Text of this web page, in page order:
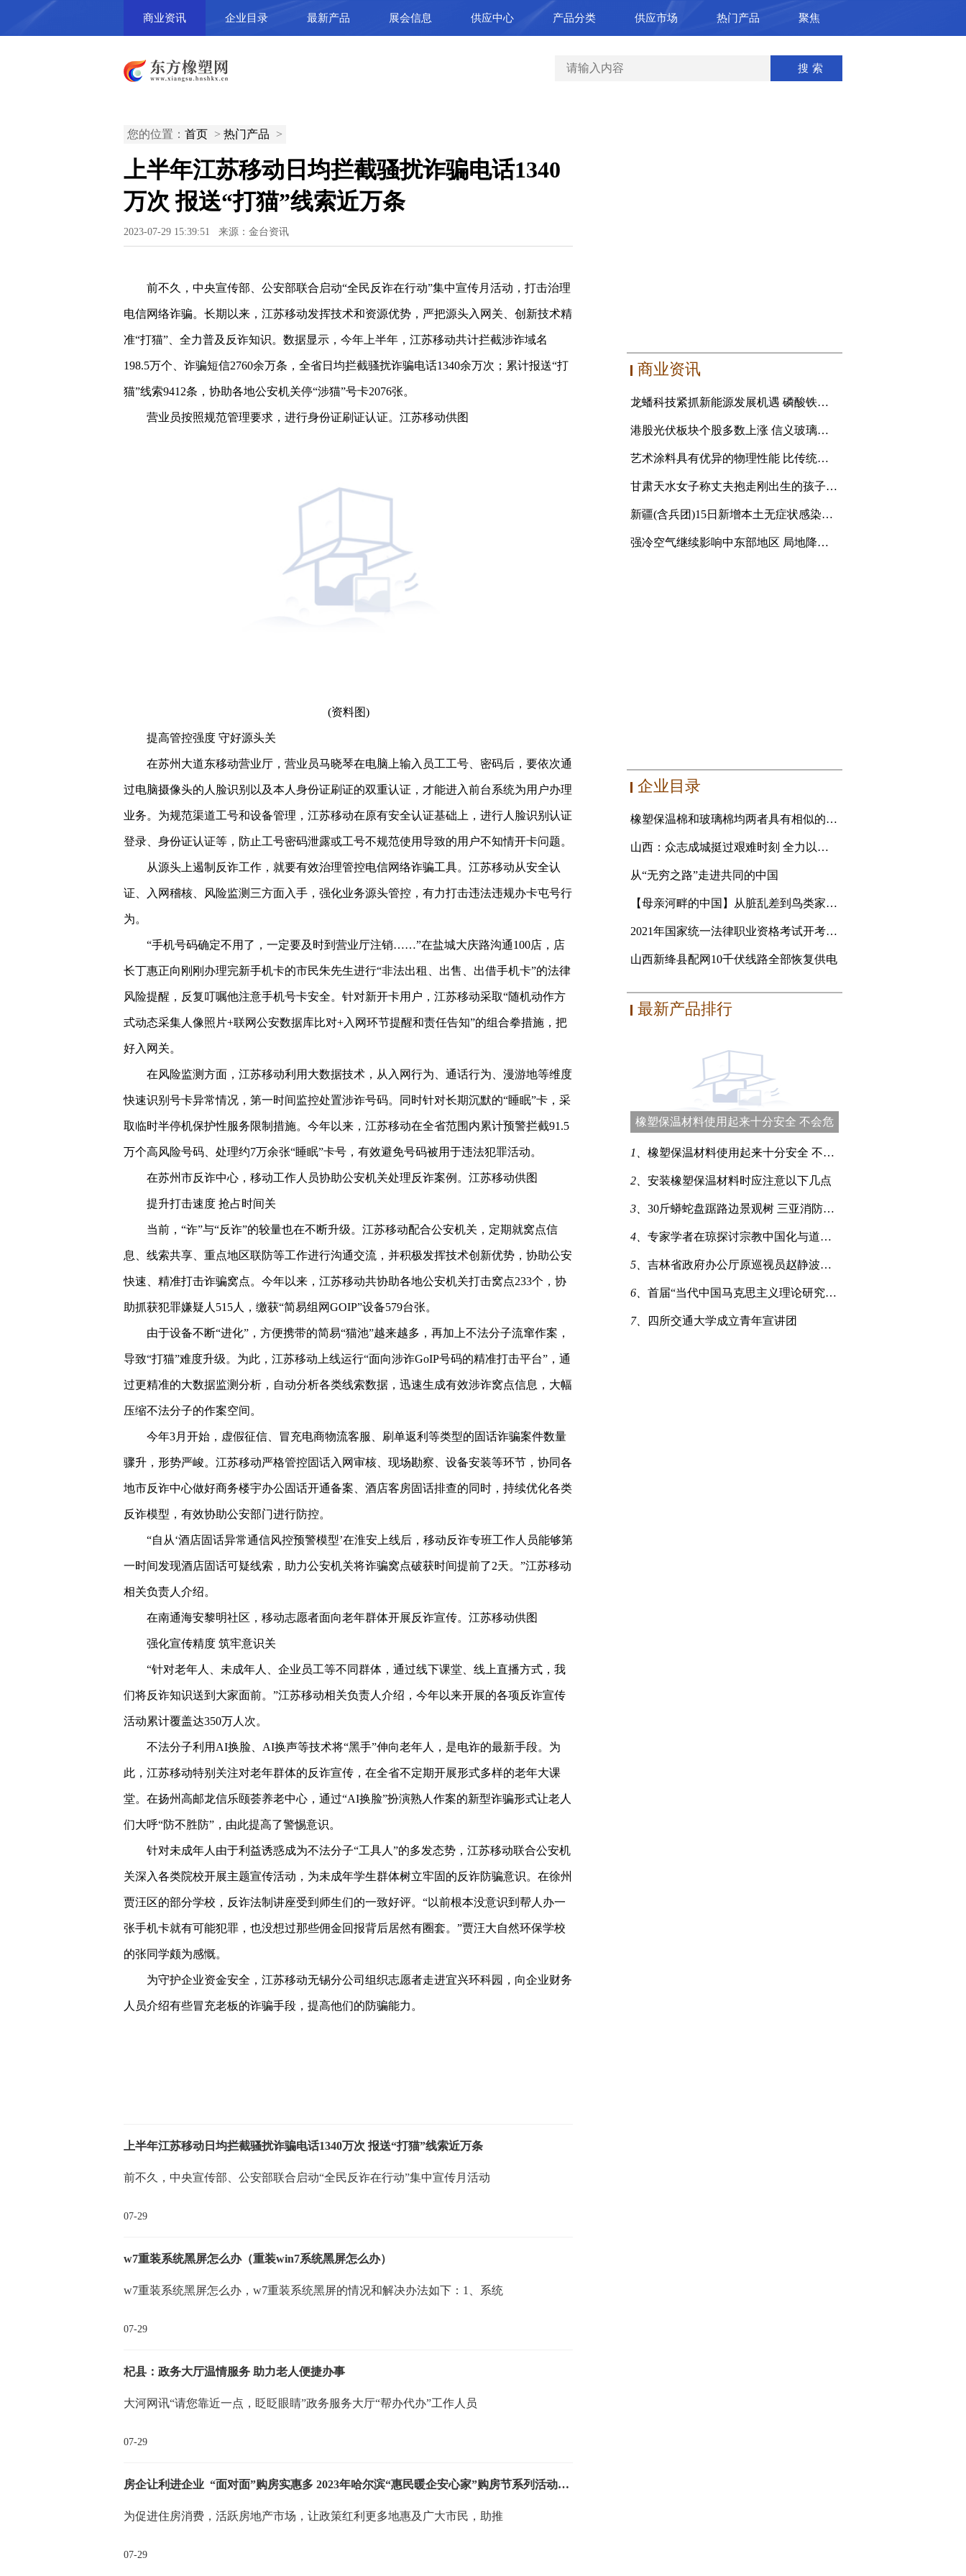
商业资讯 企业目录 最新产品 展会信息 供应中心 产品分类 供应市场 热门产品 聚焦
您的位置： 首页 > 热门产品 >
上半年江苏移动日均拦截骚扰诈骗电话1340
万次 报送“打猫”线索近万条
2023-07-29 15:39:51 来源：金台资讯
前不久，中央宣传部、公安部联合启动“全民反诈在行动”集中宣传月活动，打击治理
电信网络诈骗。长期以来，江苏移动发挥技术和资源优势，严把源头入网关、创新技术精
准“打猫”、全力普及反诈知识。数据显示，今年上半年，江苏移动共计拦截涉诈域名
198.5万个、诈骗短信2760余万条，全省日均拦截骚扰诈骗电话1340余万次；累计报送“打
猫”线索9412条，协助各地公安机关停“涉猫”号卡2076张。
营业员按照规范管理要求，进行身份证刷证认证。江苏移动供图
(资料图)
提高管控强度 守好源头关
在苏州大道东移动营业厅，营业员马晓琴在电脑上输入员工工号、密码后，要依次通
过电脑摄像头的人脸识别以及本人身份证刷证的双重认证，才能进入前台系统为用户办理
业务。为规范渠道工号和设备管理，江苏移动在原有安全认证基础上，进行人脸识别认证
登录、身份证认证等，防止工号密码泄露或工号不规范使用导致的用户不知情开卡问题。
从源头上遏制反诈工作，就要有效治理管控电信网络诈骗工具。江苏移动从安全认
证、入网稽核、风险监测三方面入手，强化业务源头管控，有力打击违法违规办卡屯号行
为。
“手机号码确定不用了，一定要及时到营业厅注销……”在盐城大庆路沟通100店，店
长丁惠正向刚刚办理完新手机卡的市民朱先生进行“非法出租、出售、出借手机卡”的法律
风险提醒，反复叮嘱他注意手机号卡安全。针对新开卡用户，江苏移动采取“随机动作方
式动态采集人像照片+联网公安数据库比对+入网环节提醒和责任告知”的组合拳措施，把
好入网关。
在风险监测方面，江苏移动利用大数据技术，从入网行为、通话行为、漫游地等维度
快速识别号卡异常情况，第一时间监控处置涉诈号码。同时针对长期沉默的“睡眠”卡，采
取临时半停机保护性服务限制措施。今年以来，江苏移动在全省范围内累计预警拦截91.5
万个高风险号码、处理约7万余张“睡眠”卡号，有效避免号码被用于违法犯罪活动。
在苏州市反诈中心，移动工作人员协助公安机关处理反诈案例。江苏移动供图
提升打击速度 抢占时间关
当前，“诈”与“反诈”的较量也在不断升级。江苏移动配合公安机关，定期就窝点信
息、线索共享、重点地区联防等工作进行沟通交流，并积极发挥技术创新优势，协助公安
快速、精准打击诈骗窝点。今年以来，江苏移动共协助各地公安机关打击窝点233个，协
助抓获犯罪嫌疑人515人，缴获“简易组网GOIP”设备579台张。
由于设备不断“进化”，方便携带的简易“猫池”越来越多，再加上不法分子流窜作案，
导致“打猫”难度升级。为此，江苏移动上线运行“面向涉诈GoIP号码的精准打击平台”，通
过更精准的大数据监测分析，自动分析各类线索数据，迅速生成有效涉诈窝点信息，大幅
压缩不法分子的作案空间。
今年3月开始，虚假征信、冒充电商物流客服、刷单返利等类型的固话诈骗案件数量
骤升，形势严峻。江苏移动严格管控固话入网审核、现场勘察、设备安装等环节，协同各
地市反诈中心做好商务楼宇办公固话开通备案、酒店客房固话排查的同时，持续优化各类
反诈模型，有效协助公安部门进行防控。
“自从‘酒店固话异常通信风控预警模型’在淮安上线后，移动反诈专班工作人员能够第
一时间发现酒店固话可疑线索，助力公安机关将诈骗窝点破获时间提前了2天。”江苏移动
相关负责人介绍。
在南通海安黎明社区，移动志愿者面向老年群体开展反诈宣传。江苏移动供图
强化宣传精度 筑牢意识关
“针对老年人、未成年人、企业员工等不同群体，通过线下课堂、线上直播方式，我
们将反诈知识送到大家面前。”江苏移动相关负责人介绍，今年以来开展的各项反诈宣传
活动累计覆盖达350万人次。
不法分子利用AI换脸、AI换声等技术将“黑手”伸向老年人，是电诈的最新手段。为
此，江苏移动特别关注对老年群体的反诈宣传，在全省不定期开展形式多样的老年大课
堂。在扬州高邮龙信乐颐荟养老中心，通过“AI换脸”扮演熟人作案的新型诈骗形式让老人
们大呼“防不胜防”，由此提高了警惕意识。
针对未成年人由于利益诱惑成为不法分子“工具人”的多发态势，江苏移动联合公安机
关深入各类院校开展主题宣传活动，为未成年学生群体树立牢固的反诈防骗意识。在徐州
贾汪区的部分学校，反诈法制讲座受到师生们的一致好评。“以前根本没意识到帮人办一
张手机卡就有可能犯罪，也没想过那些佣金回报背后居然有圈套。”贾汪大自然环保学校
的张同学颇为感慨。
为守护企业资金安全，江苏移动无锡分公司组织志愿者走进宜兴环科园，向企业财务
人员介绍有些冒充老板的诈骗手段，提高他们的防骗能力。
上半年江苏移动日均拦截骚扰诈骗电话1340万次 报送“打猫”线索近万条
前不久，中央宣传部、公安部联合启动“全民反诈在行动”集中宣传月活动
07-29
w7重装系统黑屏怎么办（重装win7系统黑屏怎么办）
w7重装系统黑屏怎么办，w7重装系统黑屏的情况和解决办法如下：1、系统
07-29
杞县：政务大厅温情服务 助力老人便捷办事
大河网讯“请您靠近一点，眨眨眼睛”政务服务大厅“帮办代办”工作人员
07-29
房企让利进企业 “面对面”购房实惠多 2023年哈尔滨“惠民暖企安心家”购房节系列活动道外区专场正式启幕
为促进住房消费，活跃房地产市场，让政策红利更多地惠及广大市民，助推
07-29
商业资讯
龙蟠科技紧抓新能源发展机遇 磷酸铁锂正极材料成新利润增长点
港股光伏板块个股多数上涨 信义玻璃涨5.16%
艺术涂料具有优异的物理性能 比传统的乳胶漆贵
甘肃天水女子称丈夫抱走刚出生的孩子追讨彩礼 妇联：孩
新疆(含兵团)15日新增本土无症状感染者1例
强冷空气继续影响中东部地区 局地降温14℃以上
企业目录
橡塑保温棉和玻璃棉均两者具有相似的性能 要选更适合自己的
山西：众志成城挺过艰难时刻 全力以赴恢复美好家园
从“无穷之路”走进共同的中国
【母亲河畔的中国】从脏乱差到鸟类家园 黄河滩地公园是
2021年国家统一法律职业资格考试开考 青海考生人数创新高
山西新绛县配网10千伏线路全部恢复供电
最新产品排行
橡塑保温材料使用起来十分安全 不会危
1、 橡塑保温材料使用起来十分安全 不会危害健康
2、 安装橡塑保温材料时应注意以下几点
3、 30斤蟒蛇盘踞路边景观树 三亚消防员登高抓捕
4、 专家学者在琼探讨宗教中国化与道教的传承创新
5、 吉林省政府办公厅原巡视员赵静波一审被判刑15年
6、 首届“当代中国马克思主义理论研究高层论坛”举行
7、 四所交通大学成立青年宣讲团